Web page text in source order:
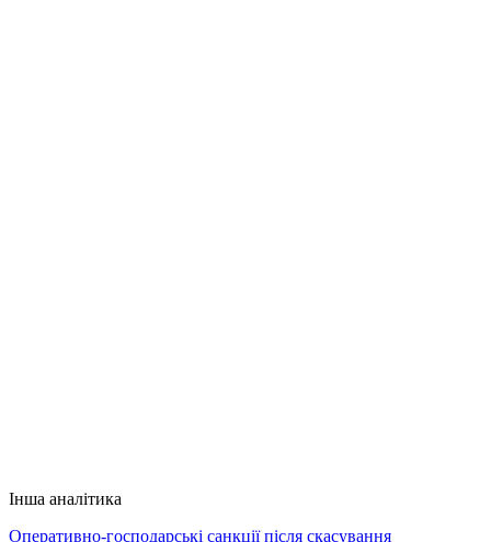
Інша аналітика
Оперативно-господарські санкції після скасування